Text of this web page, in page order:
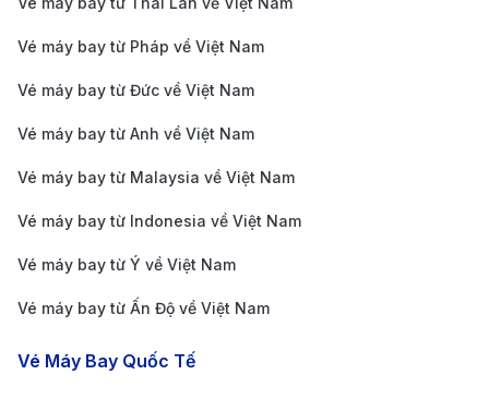
Giá vé
một
chiều
Vietnam
Airlines
3.533.00
0 VND
6.135.150
VND
Vé máy bay từ Pháp về Việt Nam
Vé máy bay từ Đức về Việt Nam
Vé máy bay từ Anh về Việt Nam
Vé máy bay từ Malaysia về Việt Nam
Vé máy bay từ Indonesia về Việt Nam
Vé máy bay từ Ý về Việt Nam
Vé máy bay từ Ấn Độ về Việt Nam
Vé Máy Bay Quốc Tế